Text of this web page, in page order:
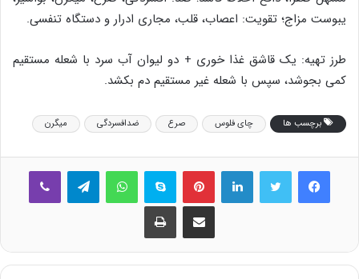
یبوست مزاج؛ تقویت: اعصاب، قلب، مجاری ادرار و دستگاه تنفسی.
طرز تهیه: یک قاشق غذا خوری + دو لیوان آب سرد با شعله مستقیم
کمی بجوشد، سپس با شعله غیر مستقیم دم بکشد.
برچسب ها چای فلوس صرع ضدافسردگی میگرن
فیس بوک لینکدین ‫پین‌ترست اسکایپ واتس آپ
اشتراک گذاری از طریق ایمیل چاپ